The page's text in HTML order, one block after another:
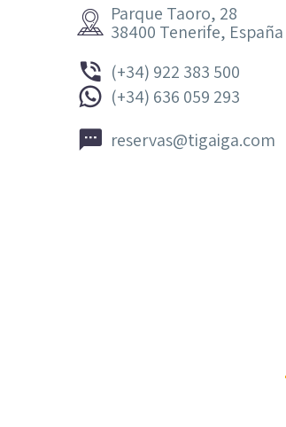

 Parque Taoro, 28
38400 Tenerife, España

 (+34) 922 383 500

 (+34) 636 059 293

 reservas@tigaiga.com